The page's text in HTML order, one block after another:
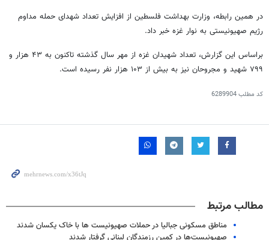
در همین رابطه، وزارت بهداشت فلسطین از افزایش تعداد شهدای حمله مداوم
رژیم صهیونیستی به نوار غزه خبر داد.
براساس
این گزارش، تعداد شهیدان غزه از مهر سال گذشته تاکنون به ۴۳ هزار و
۷۹۹ شهید و مجروحان نیز به بیش از ۱۰۳ هزار نفر رسیده است.
کد مطلب6289904
مطالب مرتبط
مناطق مسکونی جبالیا در حملات صهیونیست ها با خاک یکسان شدند